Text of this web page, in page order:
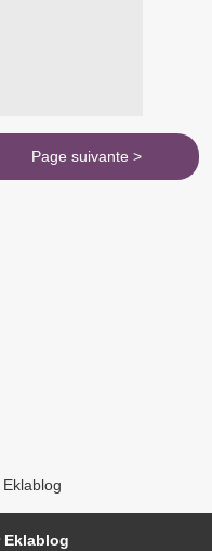
Page suivante >
Eklablog